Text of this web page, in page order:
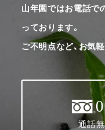
山年園ではお電話で
っております。
ご不明点など、お気
通話